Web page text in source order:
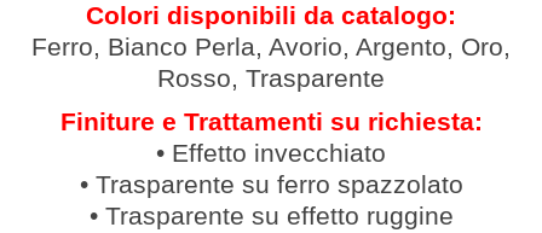
Colori disponibili da catalogo:
Ferro, Bianco Perla, Avorio, Argento, Oro,
Rosso, Trasparente
Finiture e Trattamenti su richiesta:
• Effetto invecchiato
• Trasparente su ferro spazzolato
• Trasparente su effetto ruggine